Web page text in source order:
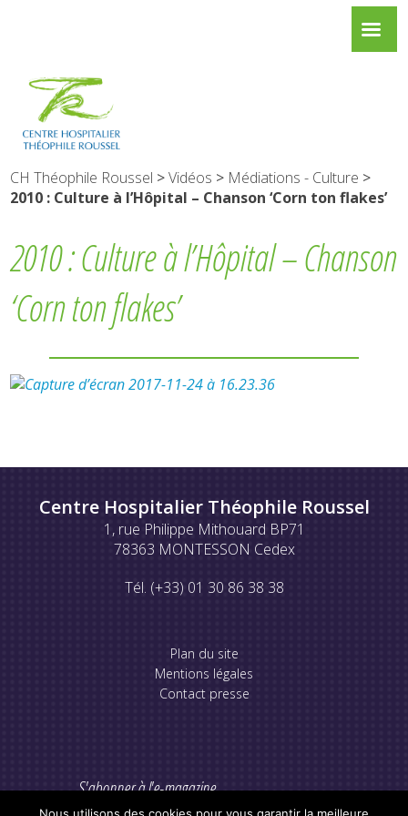
CH Théophile Roussel >Vidéos > Médiations - Culture >
2010 : Culture à l’Hôpital – Chanson ‘Corn ton flakes’
2010 : Culture à l’Hôpital – Chanson
‘Corn ton flakes’
Centre Hospitalier Théophile Roussel
1, rue Philippe Mithouard BP71
78363 MONTESSON Cedex
Tél. (+33) 01 30 86 38 38
Plan du site
Mentions légales
Contact presse
S'abonner à l'e-magazine